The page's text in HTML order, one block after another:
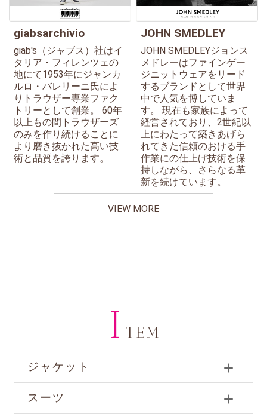
giabsarchivio
giab's（ジャブス）社はイ
タリア・フィレンツェの
地にて1953年にジャンカ
ルロ・バレリーニ氏によ
りトラウザー専業ファク
トリーとして創業。 60年
以上もの間トラウザーズ
のみを作り続けることに
より磨き抜かれた高い技
術と品質を誇ります。
JOHN SMEDLEY
JOHN SMEDLEYジョンス
メドレーはファインゲー
ジニットウェアをリード
するブランドとして世界
中で人気を博していま
す。 現在も家族によって
経営されており、2世紀以
上にわたって築きあげら
れてきた信頼のおける手
作業にの仕上げ技術を保
持しながら、さらなる革
新を続けています。
VIEW MORE
I TEM
ジャケット
スーツ